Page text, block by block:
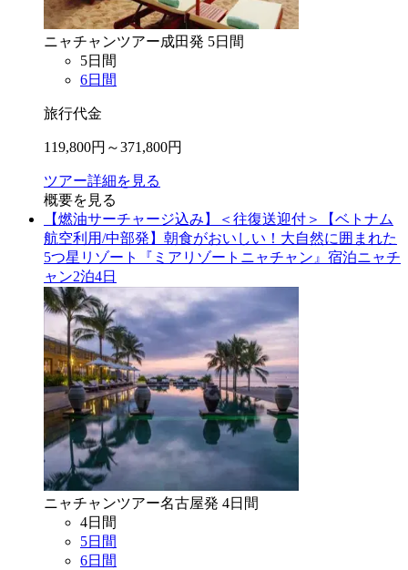
ニャチャンツアー成田発 5日間
5日間
6日間
旅行代金
119,800円～371,800円
ツアー詳細を見る
概要を見る
【燃油サーチャージ込み】＜往復送迎付＞【ベトナム
航空利用/中部発】朝食がおいしい！大自然に囲まれた
5つ星リゾート『ミアリゾートニャチャン』宿泊ニャチ
ャン2泊4日
ニャチャンツアー名古屋発 4日間
4日間
5日間
6日間